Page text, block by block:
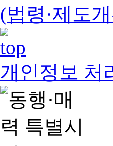
(법령·제도
개인정보 처